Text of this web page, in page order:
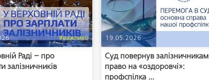
#важливо
Раді – про
залізничників
19.05.2026
Суд повернув залізничникам
право на «оздоровчі»:
профспілка ...